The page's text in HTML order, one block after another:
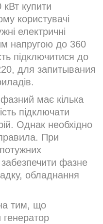
купити
користувачі
електричні
напругою до 360
підключитися до
для запитывания
має кілька
підключати
Однак необхідно
При
забезпечити фазне
обладнання
тим, що